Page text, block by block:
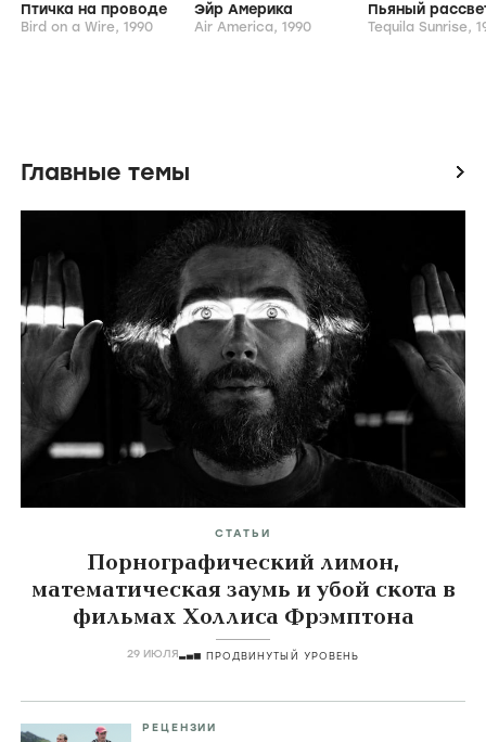
Птичка на проводе
Bird on a Wire, 1990
Эйр Америка
Air America, 1990
Пьяный
Tequila Sunrise,
Главные темы icon
СТАТЬИ
Порнографический лимон,
математическая заумь и убой скота в
фильмах Холлиса Фрэмптона
29 ИЮЛЯ ПРОДВИНУТЫЙ УРОВЕНЬ
РЕЦЕНЗИИ